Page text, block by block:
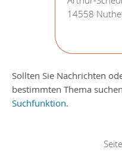
14558
Sollten Sie Nachrichten
bestimmten Thema
Suchfunktion.